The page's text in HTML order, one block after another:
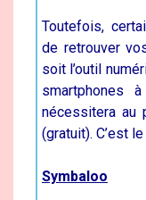
Toutefois,
de retrouver
soit l’outil
smartphones
nécessitera au
(gratuit). C’est
Symbaloo